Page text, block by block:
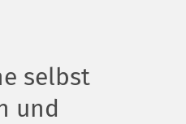
selbst
und